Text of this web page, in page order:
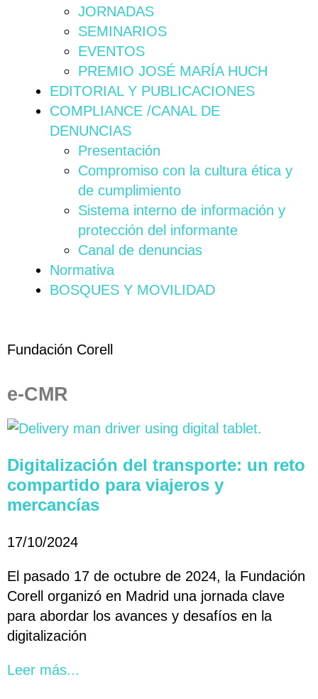
JORNADAS
SEMINARIOS
EVENTOS
PREMIO JOSÉ MARÍA HUCH
EDITORIAL Y PUBLICACIONES
COMPLIANCE /CANAL DE
DENUNCIAS
Presentación
Compromiso con la cultura ética y
de cumplimiento
Sistema interno de información y
protección del informante
Canal de denuncias
Normativa
BOSQUES Y MOVILIDAD
Fundación Corell
e-CMR
Digitalización del transporte: un reto
compartido para viajeros y
mercancías
17/10/2024
El pasado 17 de octubre de 2024, la Fundación
Corell organizó en Madrid una jornada clave
para abordar los avances y desafíos en la
digitalización
Leer más...